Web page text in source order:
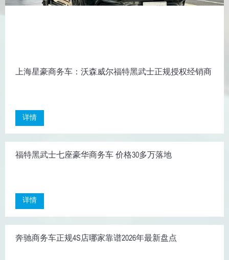
上海星豪商务车：沃森威尔福特黑武士正规授权经销商
详情
福特黑武士七座豪华商务车 价格30多万落地
详情
奔驰商务车正规4S店哪家靠谱2026年最新盘点